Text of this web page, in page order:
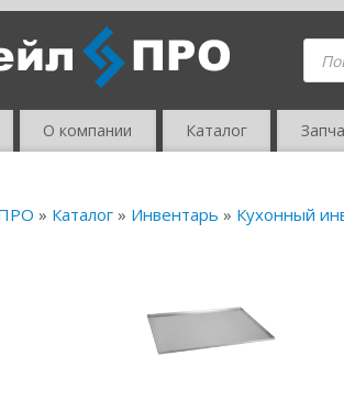
О компании Каталог
» Каталог » Инвентарь » Кухонный